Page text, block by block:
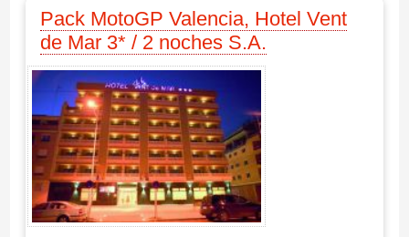
Pack MotoGP Valencia, Hotel Vent
de Mar 3* / 2 noches S.A.